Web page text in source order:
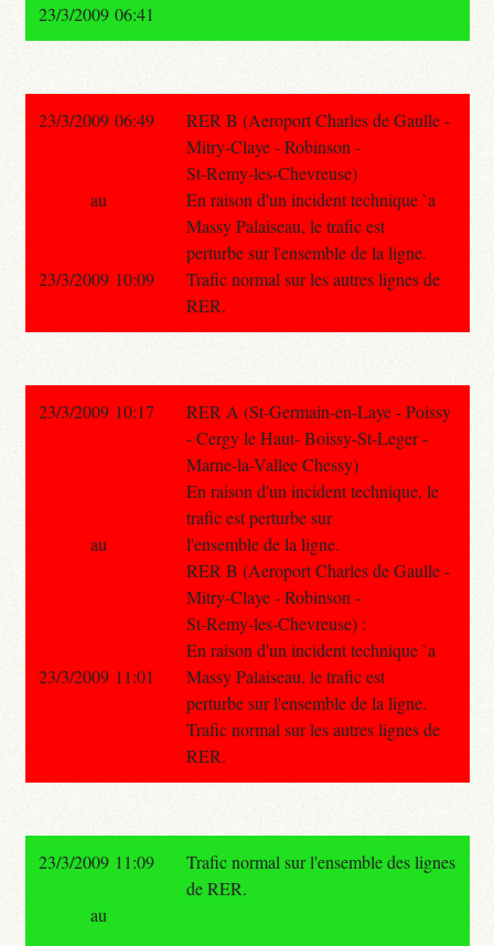
23/3/2009 06:41
23/3/2009 06:49
RER B (Aeroport Charles de Gaulle -
Mitry-Claye - Robinson -
St-Remy-les-Chevreuse)
En raison d'un incident technique `a
Massy Palaiseau, le trafic est
perturbe sur l'ensemble de la ligne.
Trafic normal sur les autres lignes de
RER.
au
23/3/2009 10:09
23/3/2009 10:17
RER A (St-Germain-en-Laye - Poissy
- Cergy le Haut- Boissy-St-Leger -
Marne-la-Vallee Chessy)
En raison d'un incident technique, le
trafic est perturbe sur
l'ensemble de la ligne.
RER B (Aeroport Charles de Gaulle -
Mitry-Claye - Robinson -
St-Remy-les-Chevreuse) :
En raison d'un incident technique `a
Massy Palaiseau, le trafic est
perturbe sur l'ensemble de la ligne.
Trafic normal sur les autres lignes de
RER.
au
23/3/2009 11:01
23/3/2009 11:09
Trafic normal sur l'ensemble des lignes
de RER.
au